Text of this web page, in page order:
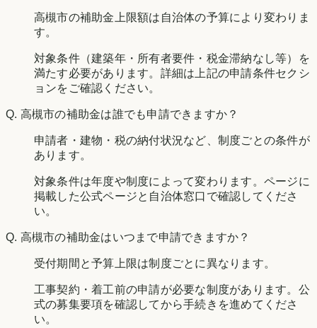
高槻市の補助金上限額は自治体の予算により変わりま
す。
対象条件（建築年・所有者要件・税金滞納なし等）を
満たす必要があります。詳細は上記の申請条件セクシ
ョンをご確認ください。
Q. 高槻市の補助金は誰でも申請できますか？
申請者・建物・税の納付状況など、制度ごとの条件が
あります。
対象条件は年度や制度によって変わります。ページに
掲載した公式ページと自治体窓口で確認してくださ
い。
Q. 高槻市の補助金はいつまで申請できますか？
受付期間と予算上限は制度ごとに異なります。
工事契約・着工前の申請が必要な制度があります。公
式の募集要項を確認してから手続きを進めてくださ
い。